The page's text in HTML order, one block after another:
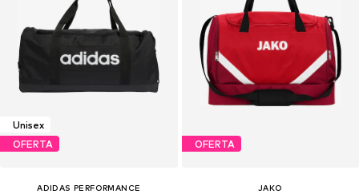
Unisex
OFERTA
ADIDAS PERFORMANCE
OFERTA
JAKO